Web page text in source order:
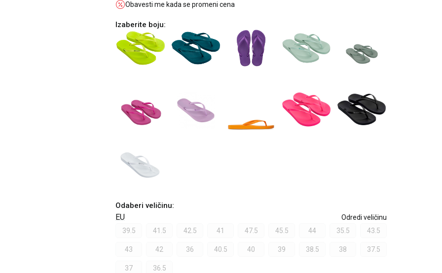
Obavesti me kada se promeni cena
Izaberite boju:
Odaberi veličinu:
EU
Odredi veličinu
39.5
41.5 42.5 41 47.5 45.5 44 35.5 43.5
43 42 36 40.5 40 39 38.5 38 37.5
37 36.5